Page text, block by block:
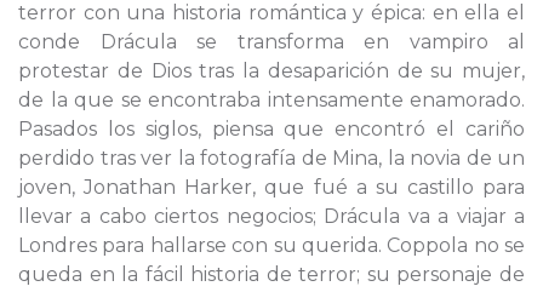
terror con una historia romántica y épica: en ella el
conde Drácula se transforma en vampiro al
protestar de Dios tras la desaparición de su mujer,
de la que se encontraba intensamente enamorado.
Pasados los siglos, piensa que encontró el cariño
perdido tras ver la fotografía de Mina, la novia de un
joven, Jonathan Harker, que fué a su castillo para
llevar a cabo ciertos negocios; Drácula va a viajar a
Londres para hallarse con su querida. Coppola no se
queda en la fácil historia de terror; su personaje de